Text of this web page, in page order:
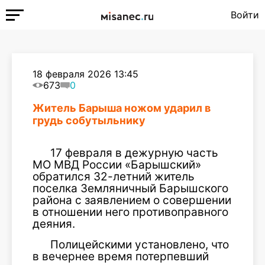
Войти
18 февраля 2026 13:45
673
0
Житель Барыша ножом ударил в
грудь собутыльнику
17 февраля в дежурную часть
МО МВД России «Барышский»
обратился 32-летний житель
поселка Земляничный Барышского
района с заявлением о совершении
в отношении него противоправного
деяния.
Полицейскими установлено, что
в вечернее время потерпевший